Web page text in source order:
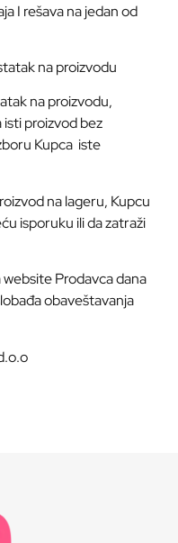
I rešava na jedan od
na proizvodu
na proizvodu,
proizvod bez
Kupca iste
na lageru, Kupcu
isporuku ili da zatraži
Prodavca dana
obaveštavanja